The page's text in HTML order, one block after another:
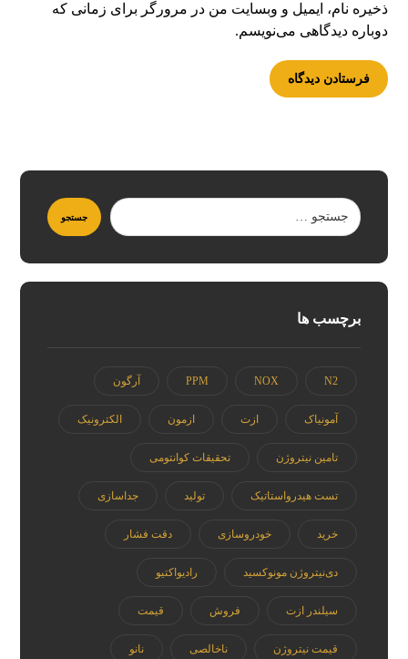
ذخیره نام، ایمیل و وبسایت من در مرورگر برای زمانی که
دوباره دیدگاهی می‌نویسم.
برچسب ها
N2
NOX
PPM آرگون
آمونیاک ازت ازمون الکترونیک
تامین نیتروژن تحقیقات کوانتومی
تست هیدرواستاتیک تولید جداسازی
خرید خودروسازی دقت فشار
دی‌نیتروژن مونوکسید رادیواکتیو
سیلندر ازت فروش قیمت
قیمت نیتروژن ناخالصی نانو